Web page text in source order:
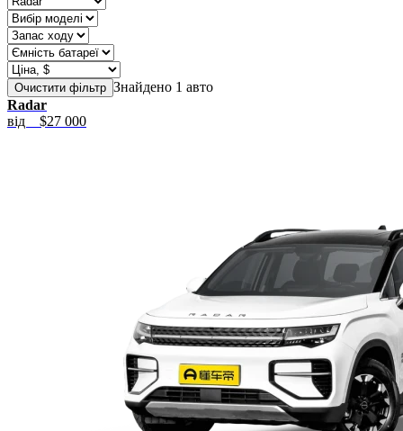
Очистити фільтр Знайдено 1 авто
Radar
від
$27 000